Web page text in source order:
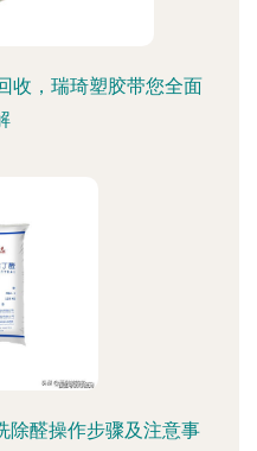
收，瑞琦塑胶带您全面
除醛操作步骤及注意事